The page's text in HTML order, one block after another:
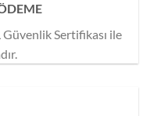
Güvenlik Sertifikası ile